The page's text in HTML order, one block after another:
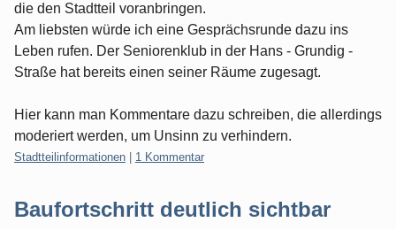
die den Stadtteil voranbringen.
Am liebsten würde ich eine Gesprächsrunde dazu ins
Leben rufen. Der Seniorenklub in der Hans - Grundig -
Straße hat bereits einen seiner Räume zugesagt.
Hier kann man Kommentare dazu schreiben, die allerdings
moderiert werden, um Unsinn zu verhindern.
Kategorien:
Stadtteilinformationen 1 Kommentar
Baufortschritt deutlich sichtbar